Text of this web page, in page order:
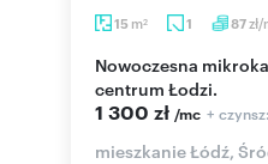
15 m2 1 87zł/
Nowoczesna mikrokawalerka z antresolą w
centrum Łodzi.
1 300 zł /mc +
mieszkanie Łódź,